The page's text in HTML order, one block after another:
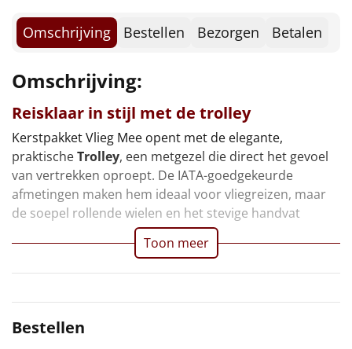
Alle artikelen
Overige
Ideeën
Personeel
Doe het zelf
Sinterklaaspakketten
Kerstgeschenken 2026
Omschrijving Bestellen Bezorgen Betalen
Omschrijving:
Reisklaar in stijl met de trolley
Kerstpakket Vlieg Mee opent met de elegante,
praktischeTrolley, een metgezel die direct het gevoel
van vertrekken oproept. De IATA-goedgekeurde
afmetingen maken hem ideaal voor vliegreizen, maar
de soepel rollende wielen en het stevige handvat
Toon meer
Bestellen